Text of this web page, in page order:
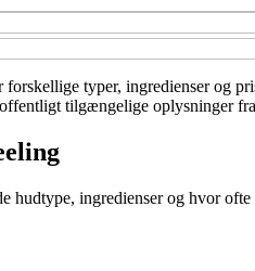
typer, ingredienser og
tilgængelige oplysninger
hudtype, ingredienser og hvor